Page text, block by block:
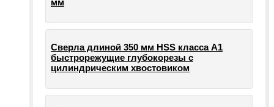
мм
Сверла длиной 350 мм HSS класса А1
быстрорежущие глубокорезы с
цилиндрическим хвостовиком